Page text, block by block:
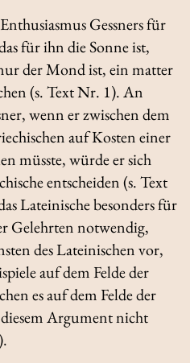
Gessners für
für ihn die Sonne ist,
der Mond ist, ein matter
(s. Text Nr. 1). An
wenn er zwischen dem
auf Kosten einer
müsste, würde er sich
entscheiden (s. Text
Lateinische besonders für
Gelehrten notwendig,
des Lateinischen vor,
auf dem Felde der
es auf dem Felde der
Argument nicht